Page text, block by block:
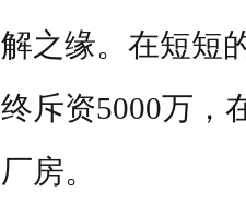
解之缘。在短短
终斥资5000万，
厂房。